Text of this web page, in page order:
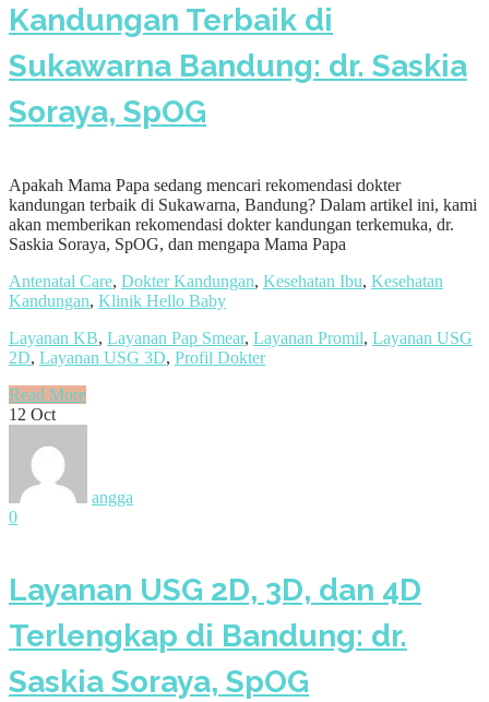
Kandungan Terbaik di
Sukawarna Bandung: dr. Saskia
Soraya, SpOG
Apakah Mama Papa sedang mencari rekomendasi dokter
kandungan terbaik di Sukawarna, Bandung? Dalam artikel ini, kami
akan memberikan rekomendasi dokter kandungan terkemuka, dr.
Saskia Soraya, SpOG, dan mengapa Mama Papa
Antenatal Care, Dokter Kandungan, Kesehatan Ibu, Kesehatan
Kandungan, Klinik Hello Baby
Layanan KB, Layanan Pap Smear, Layanan Promil, Layanan USG
2D, Layanan USG 3D, Profil Dokter
Read More
12 Oct
angga
0
Layanan USG 2D, 3D, dan 4D
Terlengkap di Bandung: dr.
Saskia Soraya, SpOG